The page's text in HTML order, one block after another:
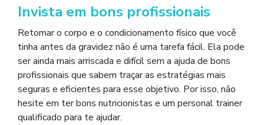
Invista em bons profissionais
Retomar o corpo e o condicionamento físico que você
tinha antes da gravidez não é uma tarefa fácil. Ela pode
ser ainda mais arriscada e difícil sem a ajuda de bons
profissionais que sabem traçar as estratégias mais
seguras e eficientes para esse objetivo. Por isso, não
hesite em ter bons nutricionistas e um personal trainer
qualificado para te ajudar.